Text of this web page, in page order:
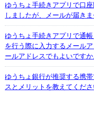
ゆうちょ手続きアプリで口
しましたが、メールが届き
ゆうちょ手続きアプリで通
を行う際に入力するメール
ールアドレスでもよいですか
ゆうちょ銀行が推奨する携
スとメリットを教えてくださ